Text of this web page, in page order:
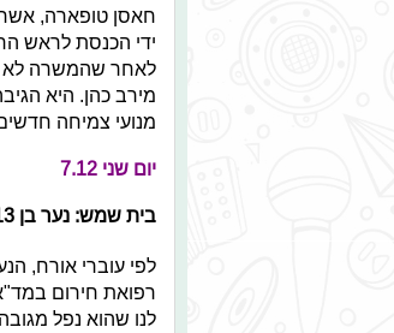
חאסן טופארה, אשר
ידי הכנסת לראש
לאחר שהמשרה לא
מירב כהן. היא
מנועי צמיחה
יום שני 7.12
בית שמש: נער בן 13 נהרג בעקבות נפילה מגובה
לפי עוברי אורח,
רפואת חירום
לנו שהוא נפל